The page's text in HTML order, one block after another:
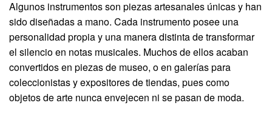
Algunos instrumentos son piezas artesanales únicas y han
sido diseñadas a mano. Cada instrumento posee una
personalidad propia y una manera distinta de transformar
el silencio en notas musicales. Muchos de ellos acaban
convertidos en piezas de museo, o en galerías para
coleccionistas y expositores de tiendas, pues como
objetos de arte nunca envejecen ni se pasan de moda.